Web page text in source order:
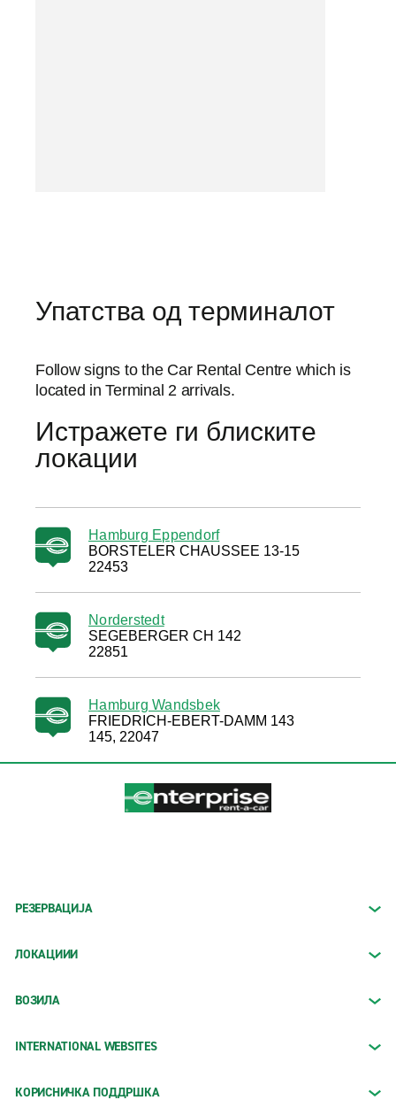
Упатства од терминалот
Follow signs to the Car Rental Centre which is
located in Terminal 2 arrivals.
Истражете ги блиските
локации
Hamburg Eppendorf
BORSTELER CHAUSSEE 13-15
22453
Norderstedt
SEGEBERGER CH 142
22851
Hamburg Wandsbek
FRIEDRICH-EBERT-DAMM 143
145, 22047
РЕЗЕРВАЦИЈА
ЛОКАЦИИИ
ВОЗИЛА
INTERNATIONAL WEBSITES
КОРИСНИЧКА ПОДДРШКА